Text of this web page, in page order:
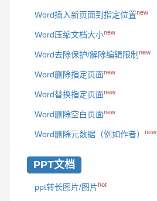
Word插入新页面到指定位置new
Word压缩文档大小new
Word去除保护/解除编辑限制 new
Word删除指定页面new
Word替换指定页面new
Word删除空白页面new
Word删除元数据（例如作者） new
PPT文档
ppt转长图片/图片hot